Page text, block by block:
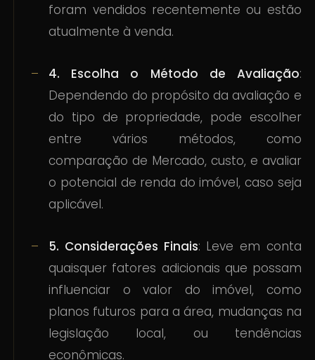
foram vendidos recentemente ou estão
atualmente à venda.
4. Escolha o Método de Avaliação:
Dependendo do propósito da avaliação e
do tipo de propriedade, pode escolher
entre vários métodos, como
comparação de Mercado, custo, e avaliar
o potencial de renda do imóvel, caso seja
aplicável.
5. Considerações Finais: Leve em conta
quaisquer fatores adicionais que possam
influenciar o valor do imóvel, como
planos futuros para a área, mudanças na
legislação local, ou tendências
econômicas.